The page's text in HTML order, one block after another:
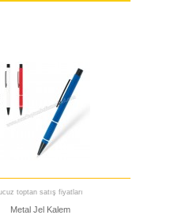
toptan satış fiyatları
Metal Jel Kalem